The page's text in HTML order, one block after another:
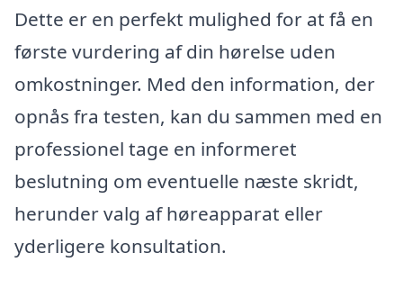
Dette er en perfekt mulighed for at få en
første vurdering af din hørelse uden
omkostninger. Med den information, der
opnås fra testen, kan du sammen med en
professionel tage en informeret
beslutning om eventuelle næste skridt,
herunder valg af høreapparat eller
yderligere konsultation.